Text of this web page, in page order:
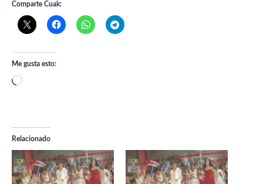
Comparte Cuak:
Me gusta esto:
Cargando...
Relacionado